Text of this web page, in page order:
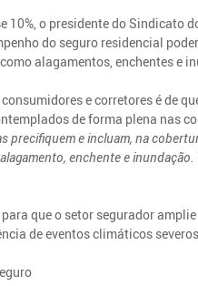
10%, o presidente do Sindicato
do seguro residencial
alagamentos, enchentes e
e corretores é de
de forma plena nas
precifiquem e incluam, na
enchente e
para que o setor segurador
de eventos climáticos